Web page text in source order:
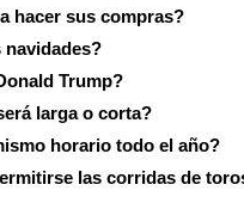
hacer sus compras?
navidades?
Trump?
larga o corta?
horario todo el año?
las corridas de